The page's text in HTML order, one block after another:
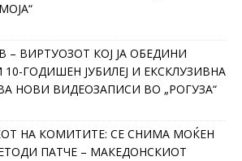
– ВИРТУОЗОТ КОЈ ЈА ОБЕДИНИ
ГОДИШЕН ЈУБИЛЕЈ И ЕКСКЛУЗИВНА
НОВИ ВИДЕОЗАПИСИ ВО „РОГУЗА“
НА КОМИТИТЕ: СЕ СНИМА МОЌЕН
ПАТЧЕ – МАКЕДОНСКИОТ